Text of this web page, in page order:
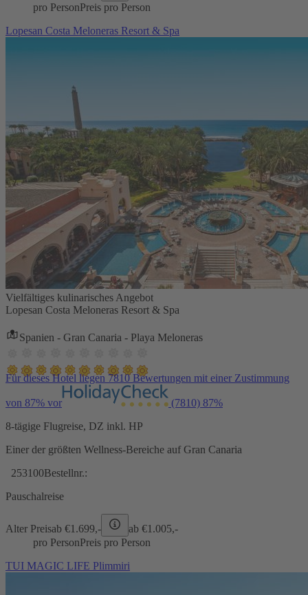
pro PersonPreis pro Person
Lopesan Costa Meloneras Resort & Spa
Vielfältiges kulinarisches Angebot
Lopesan Costa Meloneras Resort & Spa
Spanien - Gran Canaria - Playa Meloneras
Für dieses Hotel liegen 7810 Bewertungen mit einer Zustimmung
von 87% vor (7810) 87%
8-tägige Flugreise, DZ inkl. HP
Einer der größten Wellness-Bereiche auf Gran Canaria
253100Bestellnr.:
Pauschalreise
Alter Preisab €1.699,- ab €1.005,-
pro PersonPreis pro Person
TUI MAGIC LIFE Plimmiri